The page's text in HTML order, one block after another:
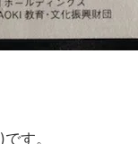
)です。